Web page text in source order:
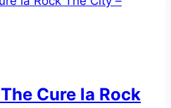
Cure la Rock